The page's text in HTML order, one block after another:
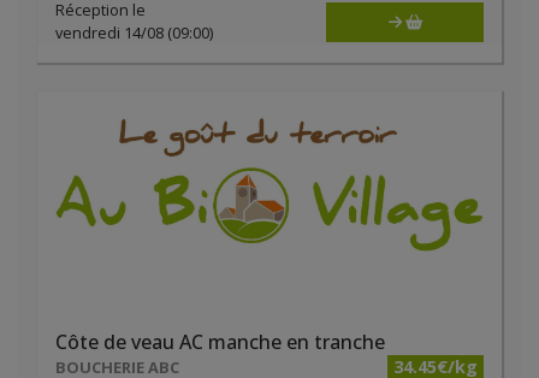
Réception le
vendredi 14/08 (09:00)
Côte de veau AC manche en tranche
BOUCHERIE ABC 34.45€/kg